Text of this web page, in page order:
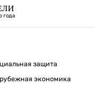
года
защита
экономика